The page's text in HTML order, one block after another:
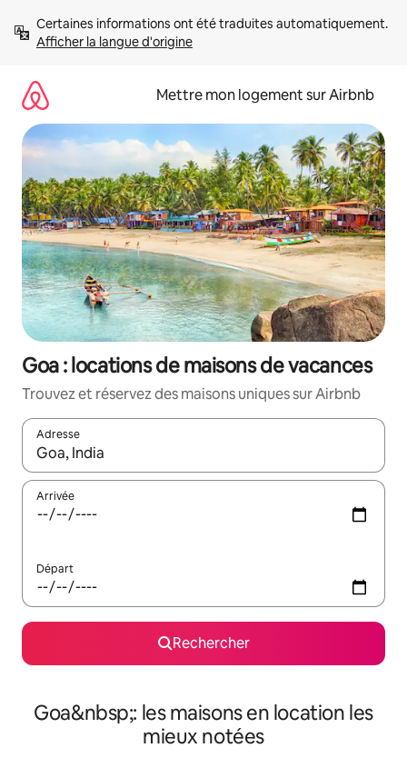
directement
Afficher la langue d'origine
Mettre mon logement sur Airbnb
Goa : locations de maisons de vacances
Trouvez et réservez des maisons uniques sur Airbnb
Adresse
Lorsque les résultats s'affichent, utilisez les flèches vers le
Arrivée
Départ
Rechercher
Goa&nbsp;: les maisons en location les
mieux notées